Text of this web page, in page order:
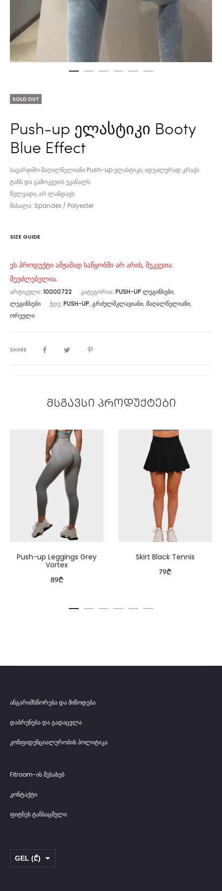
SOLD OUT
Push-up ელასტიკი Booty
Blue Effect
სავარჯიშო მაღალწელიანი Push-up ელასტიკი, იდეალურად კრავს
ტანს და გამოკვეთს უკანალს.
წელვადი, არ ლანდავს.
მასალა: Spandex / Polyester
SIZE GUIDE
ეს პროდუქტი ამჟამად საწყობში არ არის, შეკვეთა
შეუძლებელია.
ᲐᲠᲢᲘᲙᲣᲚᲘ: 10000722 ᲙᲐᲢᲔᲒᲝᲠᲘᲐ: PUSH-UP ᲚᲔᲒᲘᲜᲡᲔᲑᲘ,
ᲚᲔᲒᲘᲜᲡᲔᲑᲘ
ᲭᲓᲔ: PUSH-UP, ᲒᲠᲫᲔᲚᲛᲙᲚᲐᲕᲘᲐᲜᲘ, ᲛᲐᲦᲐᲚᲬᲔᲚᲘᲐᲜᲘ,
ᲝᲠᲔᲣᲚᲘ
SHARE
მსგავსი პროდუქტები
Push-up Leggings Grey
Vortex
89₾
Skirt Black Tennis
79₾
ანგარიშსწორება და მიწოდება
დაბრუნება და გადაცვლა
კონფიდენციალურობის პოლიტიკა
Fitroom-ის შესახებ
კონტაქტი
ფიტნეს ტანსაცმელი
GEL (₾)